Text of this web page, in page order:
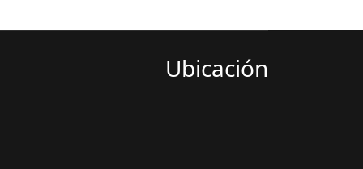
Ubicación